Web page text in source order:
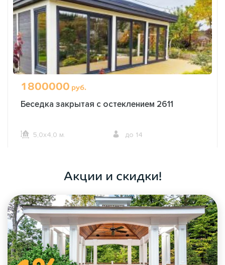
1800000 руб.
Беседка закрытая с остеклением 2611
5,0х4,0 м. до 14
Акции и скидки!